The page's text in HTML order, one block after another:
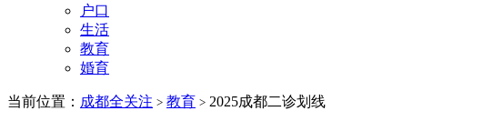
户口
生活
教育
婚育
当前位置： 成都全关注 > 教育 > 2025成都二诊划线